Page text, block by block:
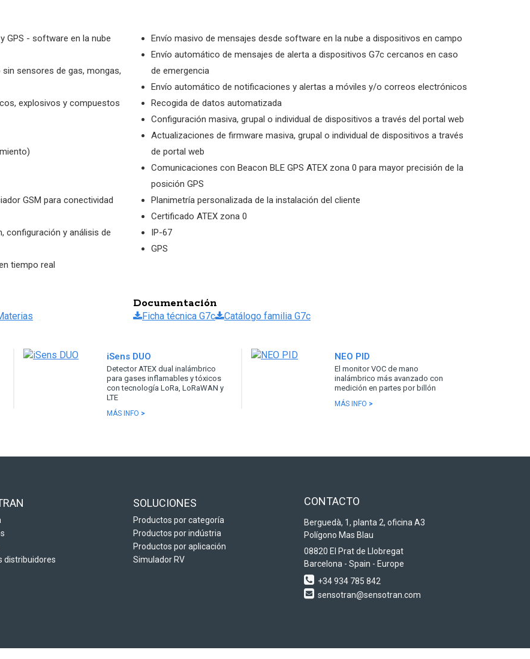
GPS - software en la nube
sensores de gas, mongas,
explosivos y compuestos
GSM para conectividad
configuración y análisis de
tiempo real
Envío masivo de mensajes desde software en la nube a dispositivos en campo
Envío automático de mensajes de alerta a dispositivos G7c cercanos en caso
de emergencia
Envío automático de notificaciones y alertas a móviles y/o correos electrónicos
Recogida de datos automatizada
Configuración masiva, grupal o individual de dispositivos a través del portal web
Actualizaciones de firmware masiva, grupal o individual de dispositivos a través
de portal web
Comunicaciones con Beacon BLE GPS ATEX zona 0 para mayor precisión de la
posición GPS
Planimetría personalizada de la instalación del cliente
Certificado ATEX zona 0
IP-67
GPS
Documentación
Ficha técnica G7c Catálogo familia G7c
iSens DUO
Detector ATEX dual inalámbrico
para gases inflamables y tóxicos
con tecnología LoRa, LoRaWAN y
LTE
MÁS INFO >
NEO PID
El monitor VOC de mano
inalámbrico más avanzado con
medición en partes por billón
MÁS INFO >
distribuidores
SOLUCIONES
Productos por categoría
Productos por indústria
Productos por aplicación
Simulador RV
CONTACTO
Berguedà, 1, planta 2, oficina A3
Polígono Mas Blau
08820 El Prat de Llobregat
Barcelona - Spain - Europe
+34 934 785 842
sensotran@sensotran.com